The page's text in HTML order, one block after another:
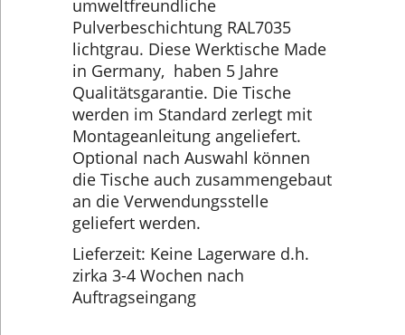
umweltfreundliche
Pulverbeschichtung RAL7035
lichtgrau. Diese Werktische Made
in Germany, haben 5 Jahre
Qualitätsgarantie. Die Tische
werden im Standard zerlegt mit
Montageanleitung angeliefert.
Optional nach Auswahl können
die Tische auch zusammengebaut
an die Verwendungsstelle
geliefert werden.
Lieferzeit: Keine Lagerware d.h.
zirka 3-4 Wochen nach
Auftragseingang